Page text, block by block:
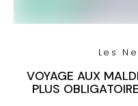
Les
VOYAGE AUX
PLUS